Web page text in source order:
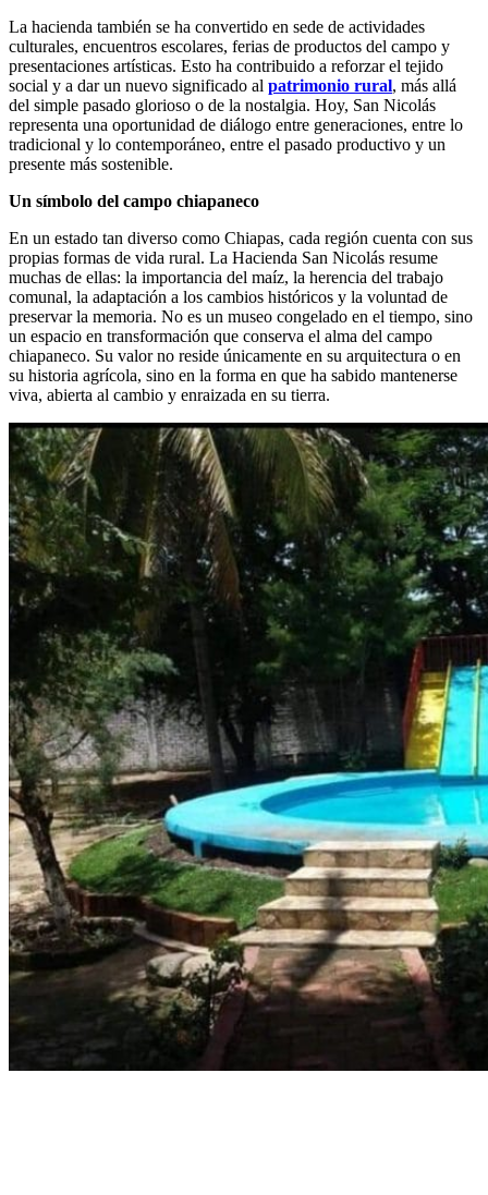
La hacienda también se ha convertido en sede de actividades
culturales, encuentros escolares, ferias de productos del campo y
presentaciones artísticas. Esto ha contribuido a reforzar el tejido
social y a dar un nuevo significado al patrimonio rural, más allá
del simple pasado glorioso o de la nostalgia. Hoy, San Nicolás
representa una oportunidad de diálogo entre generaciones, entre lo
tradicional y lo contemporáneo, entre el pasado productivo y un
presente más sostenible.
Un símbolo del campo chiapaneco
En un estado tan diverso como Chiapas, cada región cuenta con sus
propias formas de vida rural. La Hacienda San Nicolás resume
muchas de ellas: la importancia del maíz, la herencia del trabajo
comunal, la adaptación a los cambios históricos y la voluntad de
preservar la memoria. No es un museo congelado en el tiempo, sino
un espacio en transformación que conserva el alma del campo
chiapaneco. Su valor no reside únicamente en su arquitectura o en
su historia agrícola, sino en la forma en que ha sabido mantenerse
viva, abierta al cambio y enraizada en su tierra.